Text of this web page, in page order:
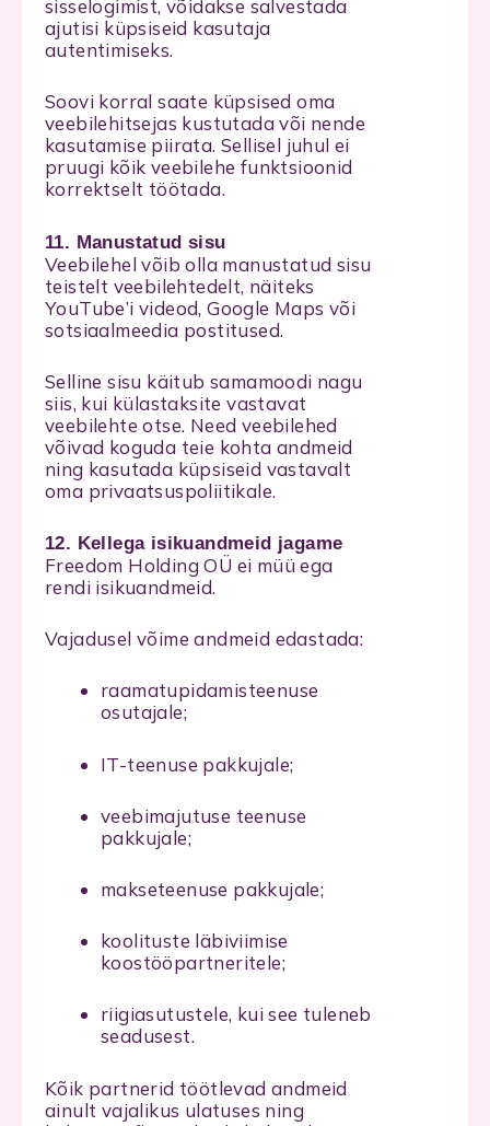
sisselogimist, võidakse salvestada
ajutisi küpsiseid kasutaja
autentimiseks.
Soovi korral saate küpsised oma
veebilehitsejas kustutada või nende
kasutamise piirata. Sellisel juhul ei
pruugi kõik veebilehe funktsioonid
korrektselt töötada.
11. Manustatud sisu
Veebilehel võib olla manustatud sisu
teistelt veebilehtedelt, näiteks
YouTube’i videod, Google Maps või
sotsiaalmeedia postitused.
Selline sisu käitub samamoodi nagu
siis, kui külastaksite vastavat
veebilehte otse. Need veebilehed
võivad koguda teie kohta andmeid
ning kasutada küpsiseid vastavalt
oma privaatsuspoliitikale.
12. Kellega isikuandmeid jagame
Freedom Holding OÜ ei müü ega
rendi isikuandmeid.
Vajadusel võime andmeid edastada:
raamatupidamisteenuse
osutajale;
IT-teenuse pakkujale;
veebimajutuse teenuse
pakkujale;
makseteenuse pakkujale;
koolituste läbiviimise
koostööpartneritele;
riigiasutustele, kui see tuleneb
seadusest.
Kõik partnerid töötlevad andmeid
ainult vajalikus ulatuses ning